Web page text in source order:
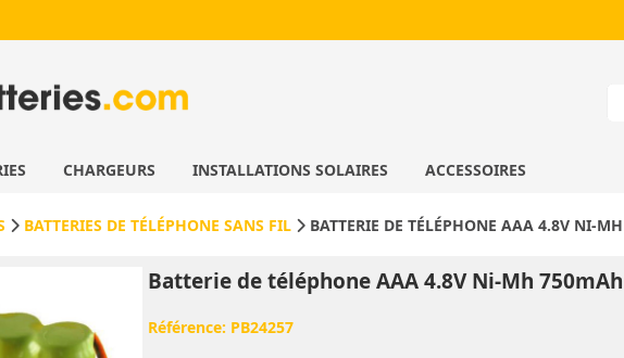
CHARGEURS INSTALLATIONS SOLAIRES ACCESSOIRES
BATTERIES DE TÉLÉPHONE SANS FIL BATTERIE DE TÉLÉPHONE AAA 4.8V NI-
Batterie de téléphone AAA 4.8V Ni-Mh 750mAh
Référence: PB24257